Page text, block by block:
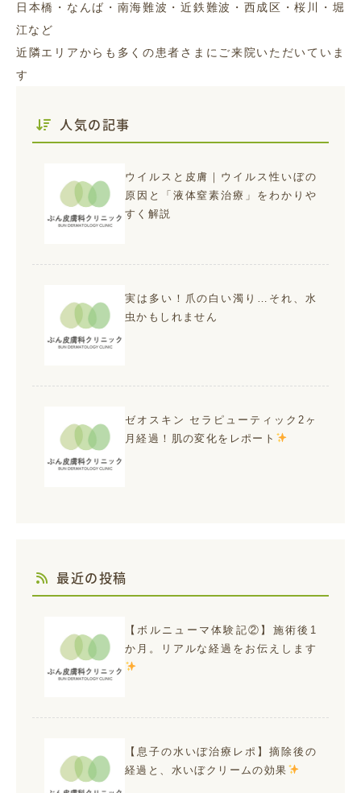
日本橋・なんば・南海難波・近鉄難波・西成区・桜川・堀
江など
近隣エリアからも多くの患者さまにご来院いただいていま
す
人気の記事
ウイルスと皮膚｜ウイルス性いぼの
原因と「液体窒素治療」をわかりや
すく解説
実は多い！爪の白い濁り…それ、水
虫かもしれません
ゼオスキン セラピューティック2ヶ
月経過！肌の変化をレポート
最近の投稿
【ボルニューマ体験記②】施術後1
か月。リアルな経過をお伝えします
【息子の水いぼ治療レポ】摘除後の
経過と、水いぼクリームの効果